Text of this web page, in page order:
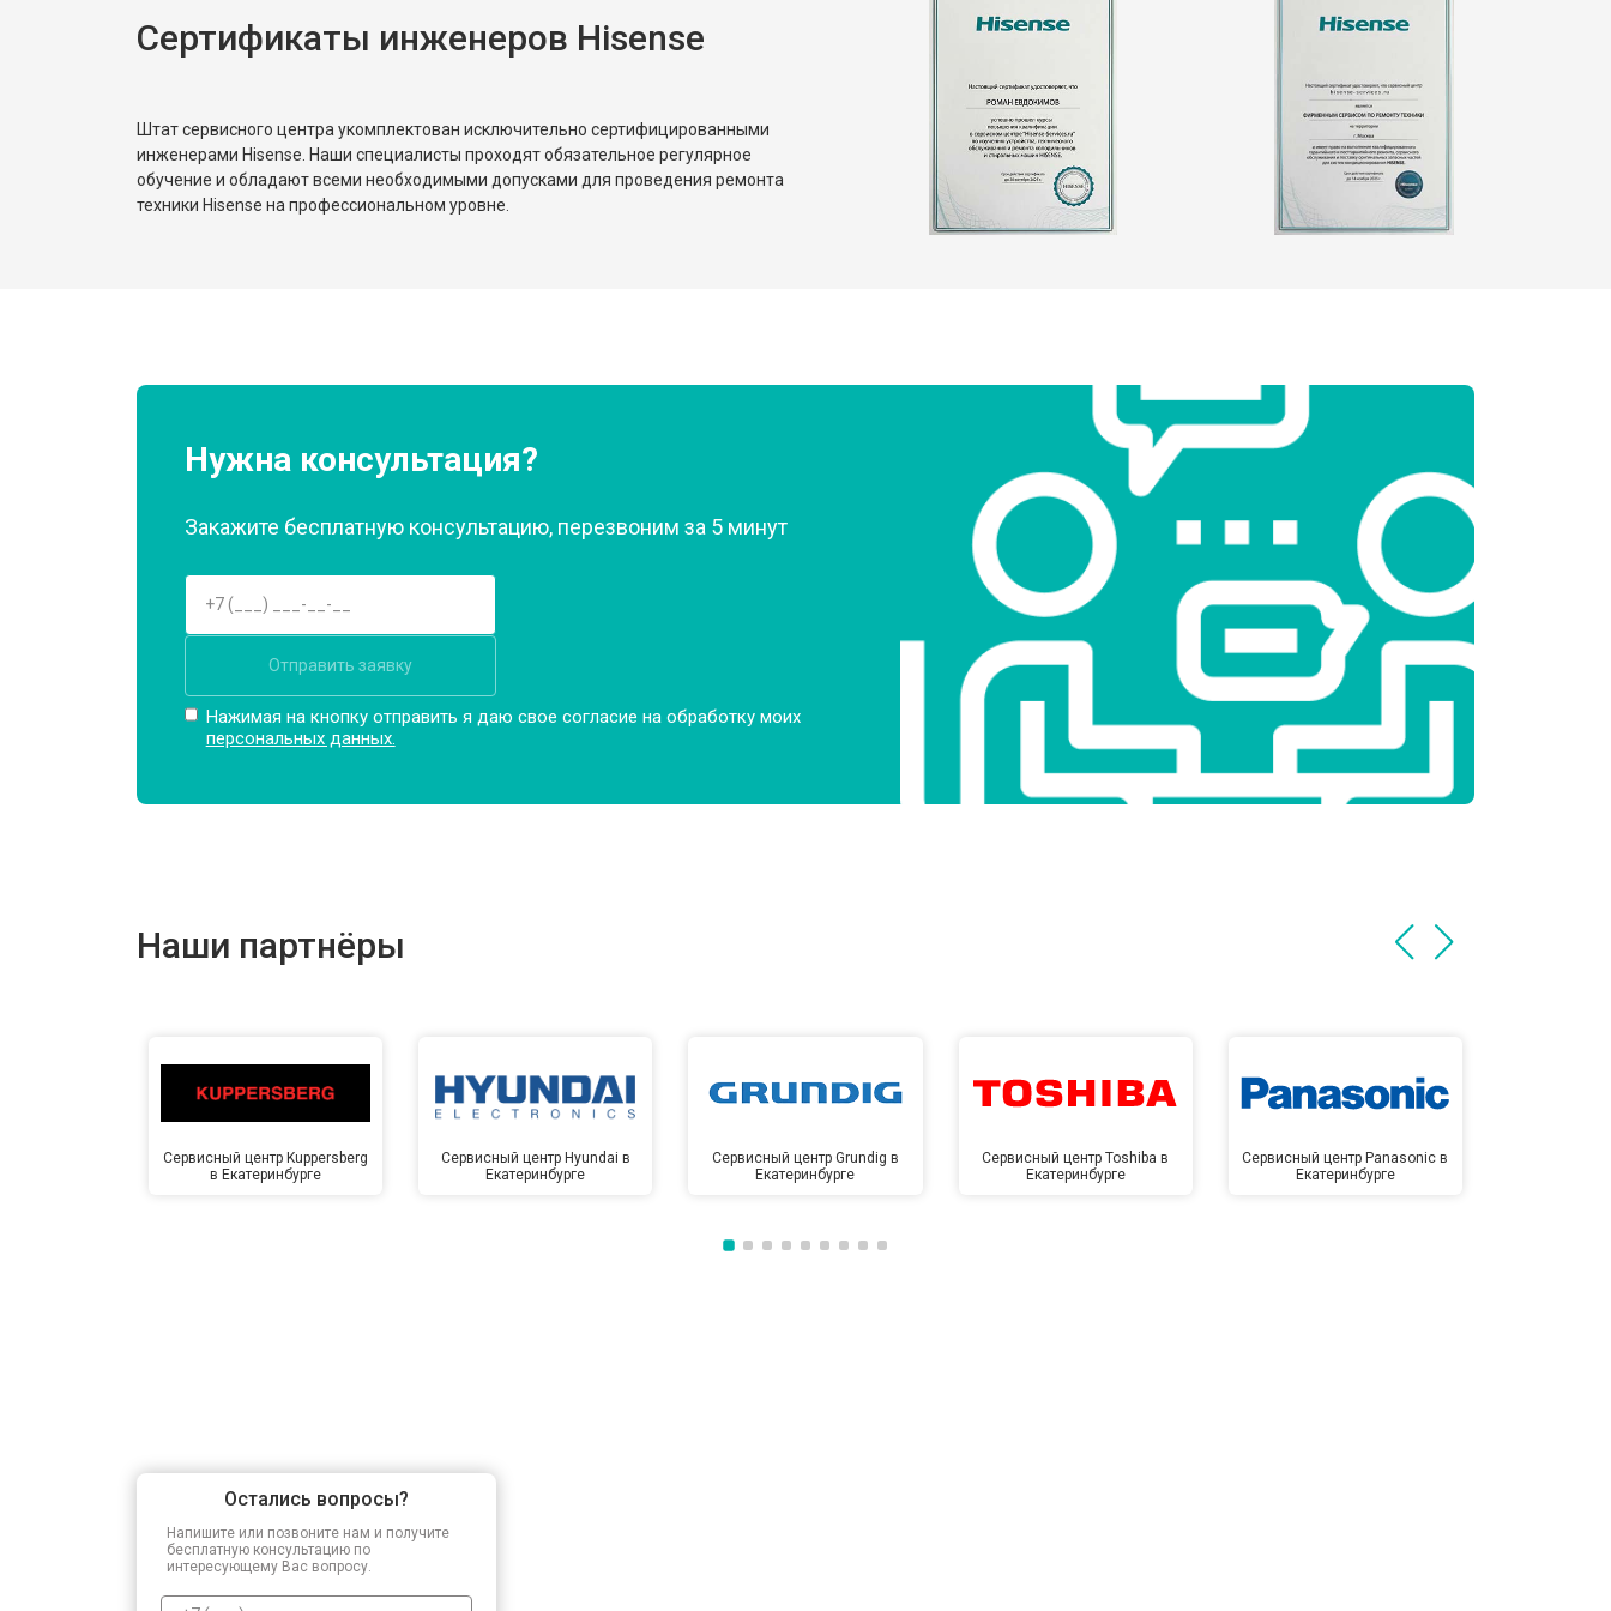
Замена реле от 2550 ₽ Заказать
от 1900 ₽ Заказать
Сертификаты инженеров Hisense
Штат сервисного центра укомплектован исключительно сертифицированными
инженерами Hisense. Наши специалисты проходят обязательное регулярное
обучение и обладают всеми необходимыми допусками для проведения ремонта
техники Hisense на профессиональном уровне.
Нужна консультация?
Закажите бесплатную консультацию, перезвоним за 5 минут
Отправить заявку
Нажимая на кнопку отправить я даю свое согласие на обработку моих
персональных данных.
Наши партнёры
Сервисный центр Kuppersberg
в Екатеринбурге
Сервисный центр Hyundai в
Екатеринбурге
Сервисный центр Grundig в
Екатеринбурге
Сервисный центр Toshiba в
Екатеринбурге
Сервисный центр Panasonic в
Екатеринбурге
Остались вопросы?
Напишите или позвоните нам и получите
бесплатную консультацию по
интересующему Вас вопросу.